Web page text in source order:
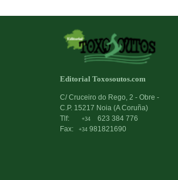
Editorial Toxosoutos.com
C/ Cruceiro do Rego, 2 - Obre -
C.P. 15217 Noia (A Coruña)
Tlf:
+34
623 384 776
Fax:
+34 981821690